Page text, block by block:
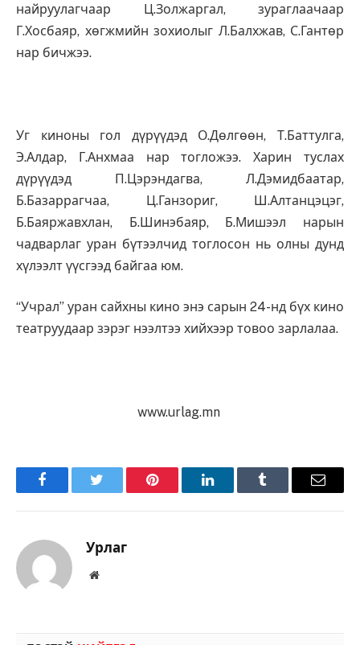
найруулагчаар Ц.Золжаргал, зураглаачаар
Г.Хосбаяр, хөгжмийн зохиолыг Л.Балхжав, С.Гантөр
нар бичжээ.
Уг киноны гол дүрүүдэд О.Дөлгөөн, Т.Баттулга,
Э.Алдар, Г.Анхмаа нар тогложээ. Харин туслах
дүрүүдэд П.Цэрэндагва, Л.Дэмидбаатар,
Б.Базаррагчаа, Ц.Ганзориг, Ш.Алтанцэцэг,
Б.Баяржавхлан, Б.Шинэбаяр, Б.Мишээл нарын
чадварлаг уран бүтээлчид тоглосон нь олны дунд
хүлээлт үүсгээд байгаа юм.
“Учрал” уран сайхны кино энэ сарын 24-нд бүх кино
театруудаар зэрэг нээлтээ хийхээр товоо зарлалаа.
www.urlag.mn
FacebookTwitter Pinterest LinkedInTumblr Имэйл
Урлаг
Вэбсайт